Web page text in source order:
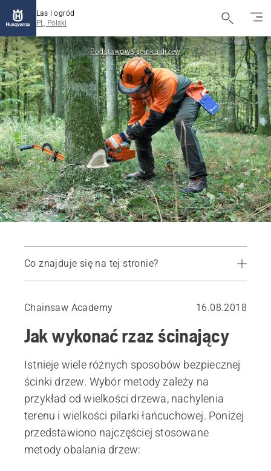
Las i ogród
PL, Polski
Podstawowa ścinka drzew
Co znajduje się na tej stronie?
Ciecie sztyletowe
Metoda bezpiecznego narożnika
Metoda okrężna
Chainsaw Academy 16.08.2018
Jak wykonać rzaz ścinający
Istnieje wiele różnych sposobów bezpiecznej
ścinki drzew. Wybór metody zależy na
przykład od wielkości drzewa, nachylenia
terenu i wielkości pilarki łańcuchowej. Poniżej
przedstawiono najczęściej stosowane
metody obalania drzew: